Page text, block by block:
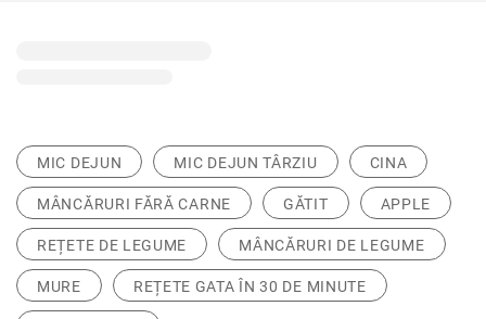
MIC DEJUN MIC DEJUN TÂRZIU CINA
MÂNCĂRURI FĂRĂ CARNE GĂTIT APPLE
REȚETE DE LEGUME MÂNCĂRURI DE LEGUME
MURE REȚETE GATA ÎN 30 DE MINUTE